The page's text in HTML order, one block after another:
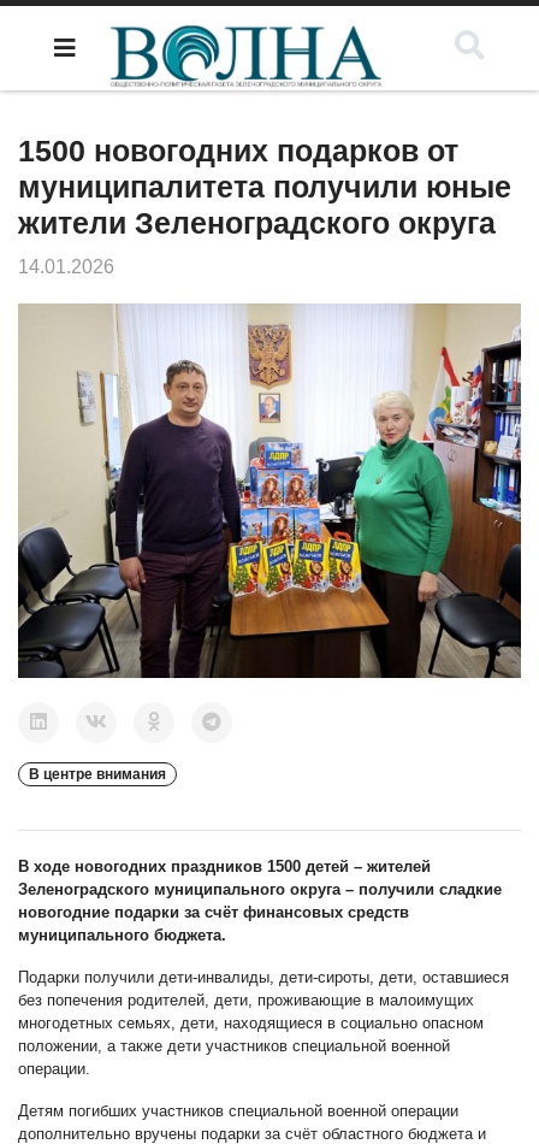
1500 новогодних подарков от
муниципалитета получили юные
жители Зеленоградского округа
14.01.2026
В центре внимания
В ходе новогодних праздников 1500 детей – жителей
Зеленоградского муниципального округа – получили сладкие
новогодние подарки за счёт финансовых средств
муниципального бюджета.
Подарки получили дети-инвалиды, дети-сироты, дети, оставшиеся
без попечения родителей, дети, проживающие в малоимущих
многодетных семьях, дети, находящиеся в социально опасном
положении, а также дети участников специальной военной
операции.
Детям погибших участников специальной военной операции
дополнительно вручены подарки за счёт областного бюджета и